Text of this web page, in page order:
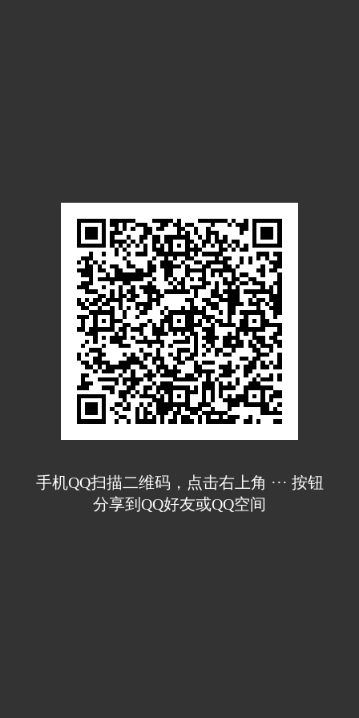
手机QQ扫描二维码，点击右上角 ··· 按钮
分享到QQ好友或QQ空间